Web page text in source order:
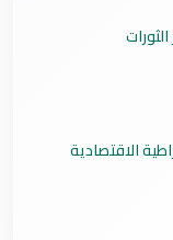
الاقتصادية